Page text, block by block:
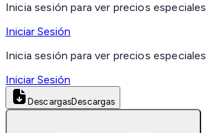
Inicia sesión para ver precios especiales
Iniciar Sesión
Inicia sesión para ver precios especiales
Iniciar Sesión
DescargasDescargas